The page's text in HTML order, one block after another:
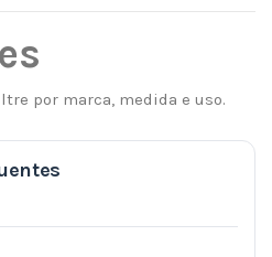
por marca, medida e uso.